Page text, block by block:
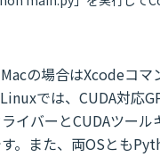
の場合はXcodeコマ
では、CUDA対応
イバーとCUDAツール
。また、両OSとも